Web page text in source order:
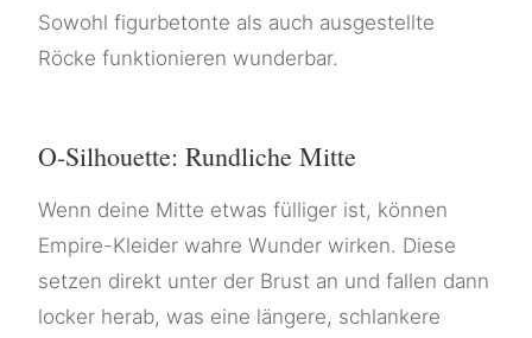
Sowohl figurbetonte als auch ausgestellte
Röcke funktionieren wunderbar.
O-Silhouette: Rundliche Mitte
Wenn deine Mitte etwas fülliger ist, können
Empire-Kleider wahre Wunder wirken. Diese
setzen direkt unter der Brust an und fallen dann
locker herab, was eine längere, schlankere